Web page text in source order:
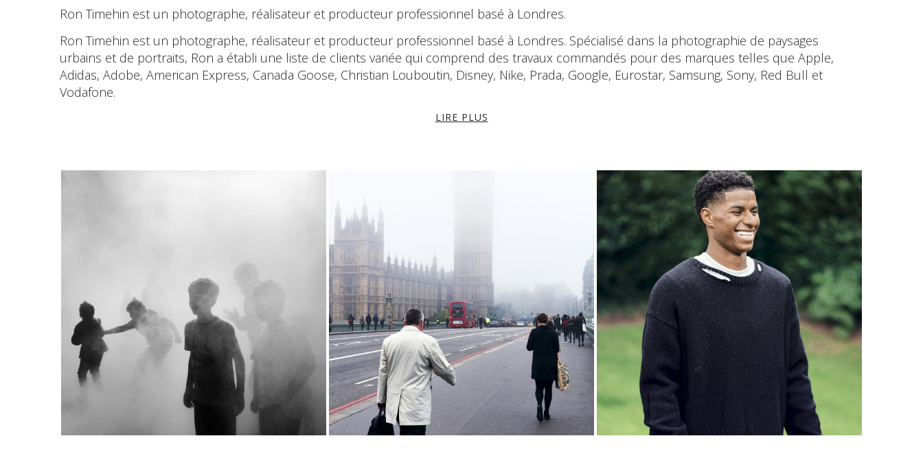
Ron Timehin est un photographe, réalisateur et producteur professionnel basé à Londres.
Ron Timehin est un photographe, réalisateur et producteur professionnel basé à Londres. Spécialisé dans la photographie de paysages
urbains et de portraits, Ron a établi une liste de clients variée qui comprend des travaux commandés pour des marques telles que Apple,
Adidas, Adobe, American Express, Canada Goose, Christian Louboutin, Disney, Nike, Prada, Google, Eurostar, Samsung, Sony, Red Bull et
Vodafone.
LIRE PLUS